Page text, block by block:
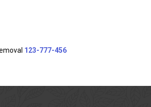
123-777-456